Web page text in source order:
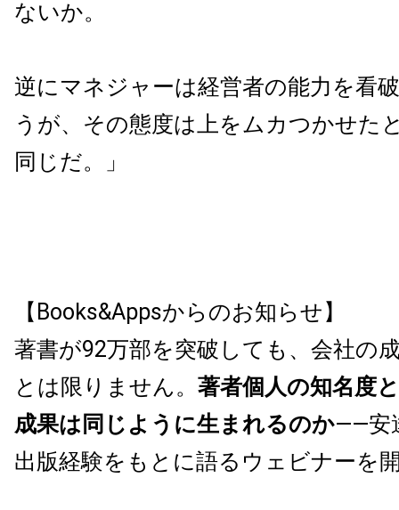
ないか。
逆にマネジャーは経営者の能力を看
うが、その態度は上をムカつかせた
同じだ。」
【Books&Appsからのお知らせ】
著書が92万部を突破しても、会社の
とは限りません。 著者個人の知名度
成果は同じように生まれるのか——安
出版経験をもとに語るウェビナーを